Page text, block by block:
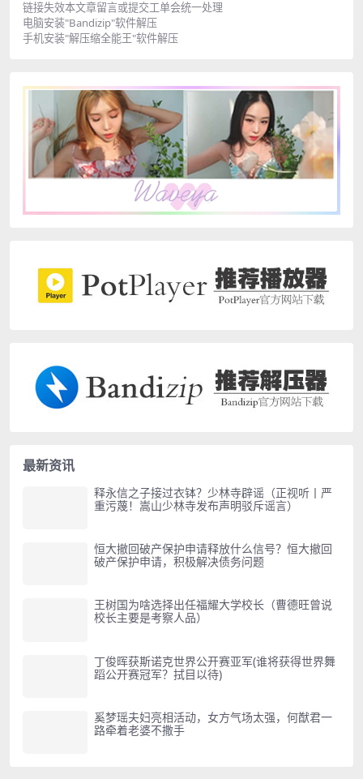
链接失效本文章留言或提交工单会统一处理
电脑安装"Bandizip"软件解压
手机安装"解压缩全能王"软件解压
最新资讯
释永信之子接过衣钵？少林寺辟谣（正视听丨严
重污蔑！嵩山少林寺发布声明驳斥谣言）
恒大撤回破产保护申请释放什么信号？恒大撤回
破产保护申请，积极解决债务问题
王树国为啥选择出任福耀大学校长（曹德旺曾说
校长主要是考察人品）
丁俊晖获斯诺克世界公开赛亚军(谁将获得世界舞
蹈公开赛冠军？拭目以待)
奚梦瑶夫妇亮相活动，女方气场太强，何猷君一
路牵着老婆不撒手